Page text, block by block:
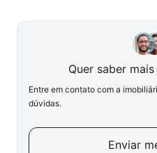
Quer saber
Entre em contato com a
dúvidas.
Enviar